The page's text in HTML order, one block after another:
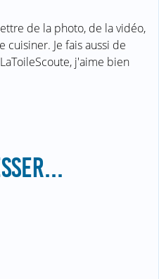
de la photo, de la vidéo,
Je fais aussi de
j'aime bien